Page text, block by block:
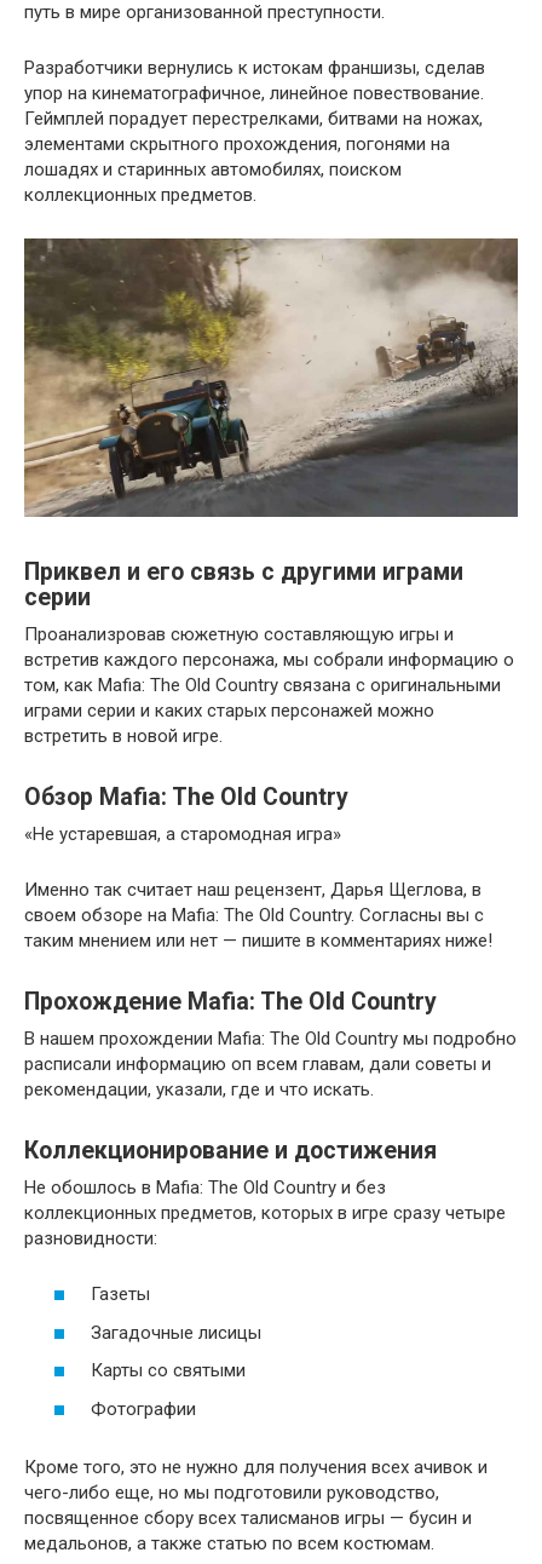
путь в мире организованной преступности.
Разработчики вернулись к истокам франшизы, сделав
упор на кинематографичное, линейное повествование.
Геймплей порадует перестрелками, битвами на ножах,
элементами скрытного прохождения, погонями на
лошадях и старинных автомобилях, поиском
коллекционных предметов.
Приквел и его связь с другими играми
серии
Проанализровав сюжетную составляющую игры и
встретив каждого персонажа, мы собрали информацию о
том, как Mafia: The Old Country связана с оригинальными
играми серии и каких старых персонажей можно
встретить в новой игре.
Обзор Mafia: The Old Country
«Не устаревшая, а старомодная игра»
Именно так считает наш рецензент, Дарья Щеглова, в
своем обзоре на Mafia: The Old Country. Согласны вы с
таким мнением или нет — пишите в комментариях ниже!
Прохождение Mafia: The Old Country
В нашем прохождении Mafia: The Old Country мы подробно
расписали информацию оп всем главам, дали советы и
рекомендации, указали, где и что искать.
Коллекционирование и достижения
Не обошлось в Mafia: The Old Country и без
коллекционных предметов, которых в игре сразу четыре
разновидности:
Газеты
Загадочные лисицы
Карты со святыми
Фотографии
Кроме того, это не нужно для получения всех ачивок и
чего-либо еще, но мы подготовили руководство,
посвященное сбору всех талисманов игры — бусин и
медальонов, а также статью по всем костюмам.